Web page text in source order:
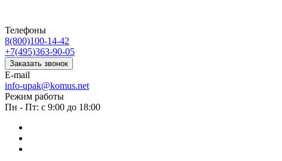
Телефоны
8(800)100-14-42
+7(495)363-90-05
Заказать звонок
E-mail
info-upak@komus.net
Режим работы
Пн - Пт: с 9:00 до 18:00